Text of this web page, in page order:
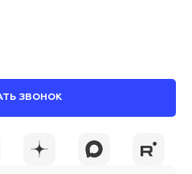
ЗВОНОК